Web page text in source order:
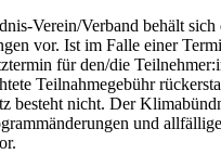
Verein/Verband behält sich
vor. Ist im Falle einer
für den/die
Teilnahmegebühr
besteht nicht. Der
und